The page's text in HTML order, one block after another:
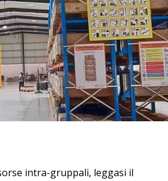
intra-gruppali, leggasi il